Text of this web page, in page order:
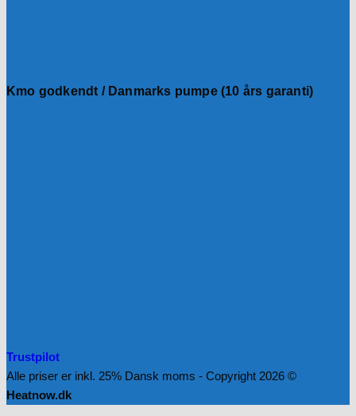
Kmo godkendt / Danmarks pumpe (10 års garanti)
Trustpilot
Alle priser er inkl. 25% Dansk moms - Copyright 2026 ©
Heatnow.dk